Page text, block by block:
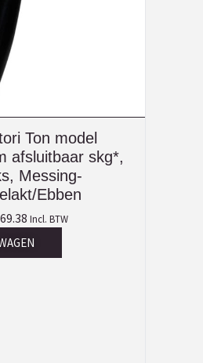
Ton model
afsluitbaar skg*,
Messing-
Ebben
Incl. BTW